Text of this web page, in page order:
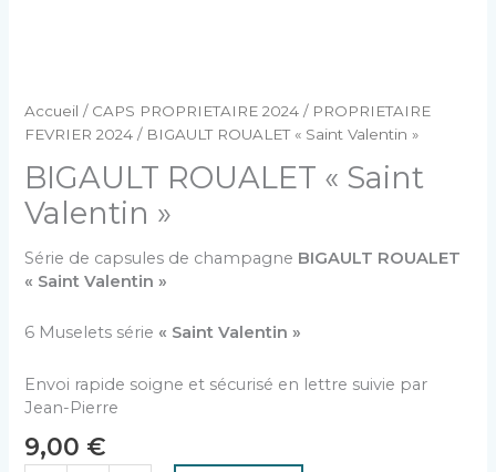
Accueil / CAPS PROPRIETAIRE 2024 / PROPRIETAIRE
FEVRIER 2024 / BIGAULT ROUALET « Saint Valentin »
BIGAULT ROUALET « Saint
Valentin »
Série de capsules de champagne BIGAULT ROUALET
« Saint Valentin »
6 Muselets série « Saint Valentin »
Envoi rapide soigne et sécurisé en lettre suivie par
Jean-Pierre
9,00 €